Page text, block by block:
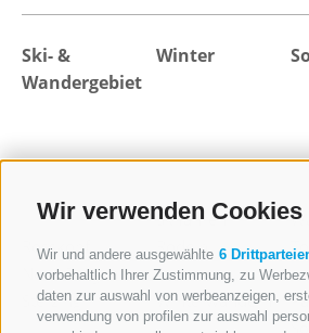
Wir verwenden
Wir und andere ausgewählte 6
vorbehaltlich Ihrer Zustimmung, zu
daten zur auswahl von werbeanzeigen,
verwendung von profilen zur auswahl
Ski- &
Wandergebiet
Rosskopf
Neue Bergbahn
Sterzing
Winter
Skifahren
Rodeln
Skihütten
Winterwandern